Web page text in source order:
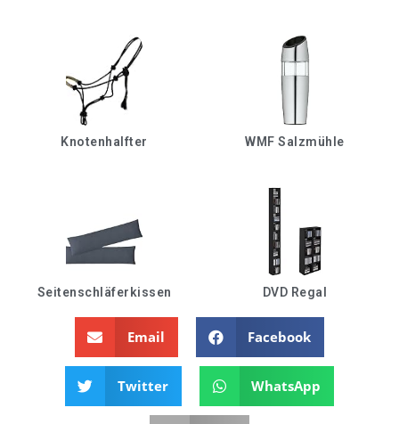
Knotenhalfter WMF Salzmühle
Seitenschläferkissen DVD Regal
Email Facebook
Twitter WhatsApp